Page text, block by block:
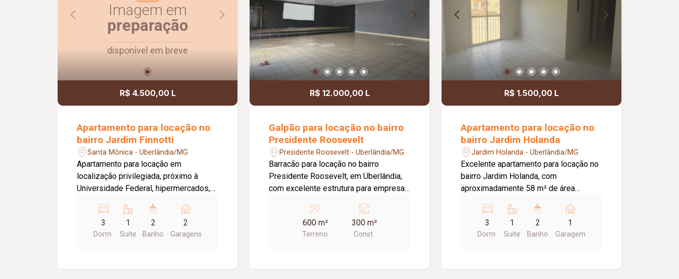
Imagem em
preparação
disponível em breve
R$ 4.500,00 L
Apartamento para locação no
bairro Jardim Finnotti
Santa Mônica - Uberlândia/MG
Apartamento para locação em
localização privilegiada, próximo à
Universidade Federal, hipermercados,
serviços da região. O imóvel conta com
03 quartos, sendo 01 suíte ampla com
closet, oferecendo conforto e
3
Dorm.
1
Suite
2
Banho
2
Garagens
R$ 12.000,00 L
Galpão para locação no bairro
Presidente Roosevelt
Presidente Roosevelt - Uberlândia/MG
Barracão para locação no bairro
Presidente Roosevelt, em Uberlândia,
com excelente estrutura para empresas
possui 600 m² de terreno e 300 m² de
área construída, distribuídos de forma
funcional para atender às necessidades
600 m²
Terreno
300 m²
Const.
R$ 1.500,00 L
Apartamento para locação no
bairro Jardim Holanda
Jardim Holanda - Uberlândia/MG
Excelente apartamento para locação no
bairro Jardim Holanda, com
aproximadamente 58 m² de área
integrada à cozinha, que conta com
armários planejados e bancada, área de
serviço, 03 quartos, sendo 02 com
3
Dorm.
1
Suite
2
Banho
1
Garagem